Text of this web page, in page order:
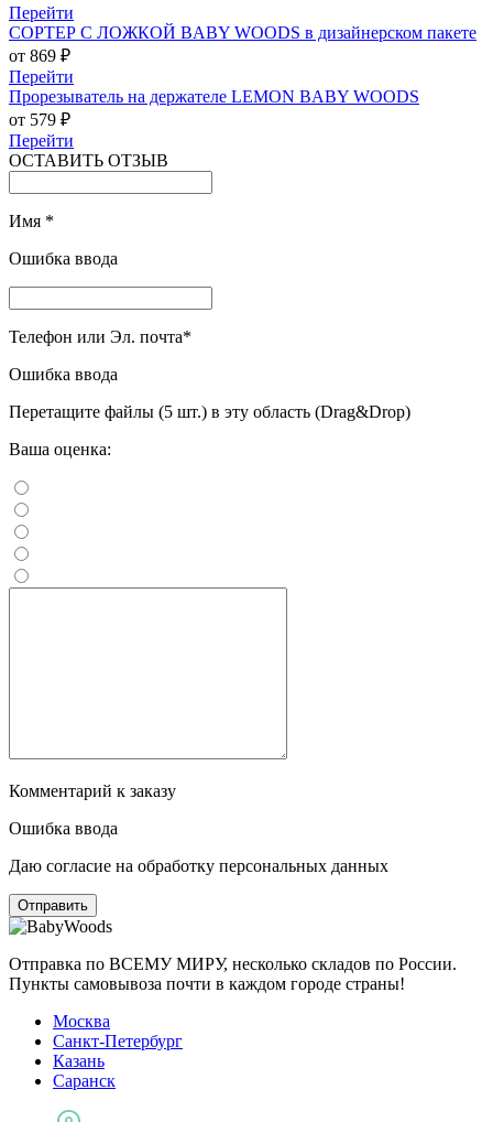
Перейти
СОРТЕР С ЛОЖКОЙ BABY WOODS в дизайнерском пакете
от 869 ₽
Перейти
Прорезыватель на держателе LEMON BABY WOODS
от 579 ₽
Перейти
ОСТАВИТЬ ОТЗЫВ
Имя *
Ошибка ввода
Телефон или Эл. почта*
Ошибка ввода
Перетащите файлы (5 шт.) в эту область (Drag&Drop)
Ваша оценка:
Комментарий к заказу
Ошибка ввода
Даю согласие на обработку персональных данных
Отправка по ВСЕМУ МИРУ, несколько складов по России.
Пункты самовывоза почти в каждом городе страны!
Москва
Санкт-Петербург
Казань
Саранск